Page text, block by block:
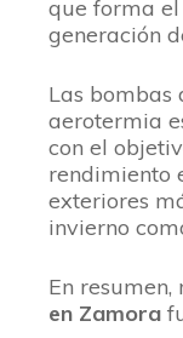
que forma
generación
Las bombas
aerotermia
con el
rendimiento
exteriores
invierno
En resumen,
en Zamora